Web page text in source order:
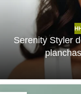
Serenity Styler